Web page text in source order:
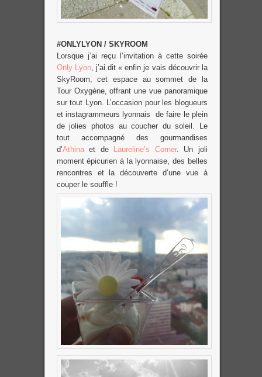
#ONLYLYON / SKYROOM
Lorsque j’ai reçu l’invitation à cette soirée
Only Lyon, j’ai dit « enfin je vais découvrir la
SkyRoom, cet espace au sommet de la
Tour Oxygène, offrant une vue panoramique
sur tout Lyon. L’occasion pour les blogueurs
et instagrammeurs lyonnais de faire le plein
de jolies photos au coucher du soleil. Le
tout accompagné des gourmandises
d’Athinaet de Laureline’s Corner. Un joli
moment épicurien à la lyonnaise, des belles
rencontres et la découverte d’une vue à
couper le souffle !